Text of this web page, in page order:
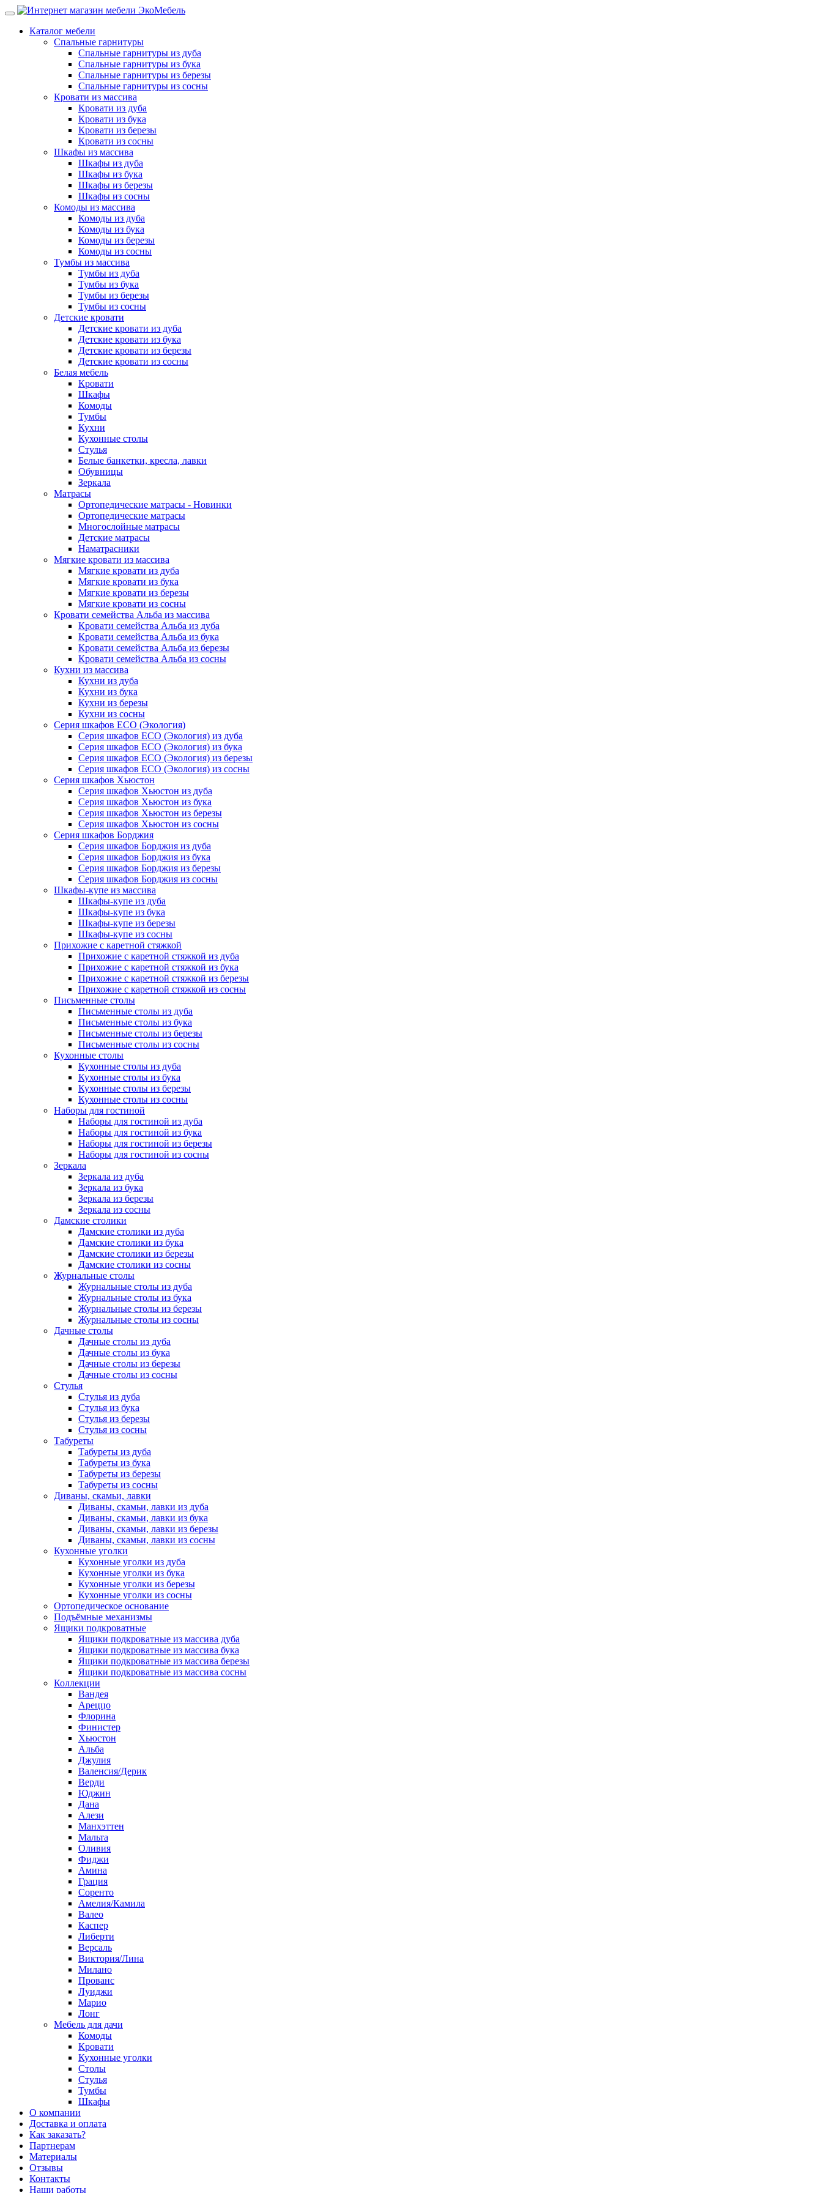
Каталог мебели
Спальные гарнитуры
Спальные гарнитуры из дуба
Спальные гарнитуры из бука
Спальные гарнитуры из березы
Спальные гарнитуры из сосны
Кровати из массива
Кровати из дуба
Кровати из бука
Кровати из березы
Кровати из сосны
Шкафы из массива
Шкафы из дуба
Шкафы из бука
Шкафы из березы
Шкафы из сосны
Комоды из массива
Комоды из дуба
Комоды из бука
Комоды из березы
Комоды из сосны
Тумбы из массива
Тумбы из дуба
Тумбы из бука
Тумбы из березы
Тумбы из сосны
Детские кровати
Детские кровати из дуба
Детские кровати из бука
Детские кровати из березы
Детские кровати из сосны
Белая мебель
Кровати
Шкафы
Комоды
Тумбы
Кухни
Кухонные столы
Стулья
Белые банкетки, кресла, лавки
Обувницы
Зеркала
Матрасы
Ортопедические матрасы - Новинки
Ортопедические матрасы
Многослойные матрасы
Детские матрасы
Наматрасники
Мягкие кровати из массива
Мягкие кровати из дуба
Мягкие кровати из бука
Мягкие кровати из березы
Мягкие кровати из сосны
Кровати семейства Альба из массива
Кровати семейства Альба из дуба
Кровати семейства Альба из бука
Кровати семейства Альба из березы
Кровати семейства Альба из сосны
Кухни из массива
Кухни из дуба
Кухни из бука
Кухни из березы
Кухни из сосны
Серия шкафов ECO (Экология)
Серия шкафов ECO (Экология) из дуба
Серия шкафов ECO (Экология) из бука
Серия шкафов ECO (Экология) из березы
Серия шкафов ECO (Экология) из сосны
Серия шкафов Хьюстон
Серия шкафов Хьюстон из дуба
Серия шкафов Хьюстон из бука
Серия шкафов Хьюстон из березы
Серия шкафов Хьюстон из сосны
Серия шкафов Борджия
Серия шкафов Борджия из дуба
Серия шкафов Борджия из бука
Серия шкафов Борджия из березы
Серия шкафов Борджия из сосны
Шкафы-купе из массива
Шкафы-купе из дуба
Шкафы-купе из бука
Шкафы-купе из березы
Шкафы-купе из сосны
Прихожие с каретной стяжкой
Прихожие с каретной стяжкой из дуба
Прихожие с каретной стяжкой из бука
Прихожие с каретной стяжкой из березы
Прихожие с каретной стяжкой из сосны
Письменные столы
Письменные столы из дуба
Письменные столы из бука
Письменные столы из березы
Письменные столы из сосны
Кухонные столы
Кухонные столы из дуба
Кухонные столы из бука
Кухонные столы из березы
Кухонные столы из сосны
Наборы для гостиной
Наборы для гостиной из дуба
Наборы для гостиной из бука
Наборы для гостиной из березы
Наборы для гостиной из сосны
Зеркала
Зеркала из дуба
Зеркала из бука
Зеркала из березы
Зеркала из сосны
Дамские столики
Дамские столики из дуба
Дамские столики из бука
Дамские столики из березы
Дамские столики из сосны
Журнальные столы
Журнальные столы из дуба
Журнальные столы из бука
Журнальные столы из березы
Журнальные столы из сосны
Дачные столы
Дачные столы из дуба
Дачные столы из бука
Дачные столы из березы
Дачные столы из сосны
Стулья
Стулья из дуба
Стулья из бука
Стулья из березы
Стулья из сосны
Табуреты
Табуреты из дуба
Табуреты из бука
Табуреты из березы
Табуреты из сосны
Диваны, скамьи, лавки
Диваны, скамьи, лавки из дуба
Диваны, скамьи, лавки из бука
Диваны, скамьи, лавки из березы
Диваны, скамьи, лавки из сосны
Кухонные уголки
Кухонные уголки из дуба
Кухонные уголки из бука
Кухонные уголки из березы
Кухонные уголки из сосны
Ортопедическое основание
Подъёмные механизмы
Ящики подкроватные
Ящики подкроватные из массива дуба
Ящики подкроватные из массива бука
Ящики подкроватные из массива березы
Ящики подкроватные из массива сосны
Коллекции
Вандея
Ареццо
Флорина
Финистер
Хьюстон
Альба
Джулия
Валенсия/Дерик
Верди
Юджин
Дана
Алези
Манхэттен
Мальта
Оливия
Фиджи
Амина
Грация
Соренто
Амелия/Камила
Валео
Каспер
Либерти
Версаль
Виктория/Лина
Милано
Прованс
Луиджи
Марио
Лонг
Мебель для дачи
Комоды
Кровати
Кухонные уголки
Столы
Стулья
Тумбы
Шкафы
О компании
Доставка и оплата
Как заказать?
Партнерам
Материалы
Отзывы
Контакты
Наши работы